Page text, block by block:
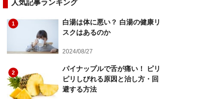
人気記事ランキング
1
白湯は体に悪い？ 白湯の健康リ
スクはあるのか
2024/08/27
2
パイナップルで舌が痛い！ ピリ
ピリしびれる原因と治し方・回
避する方法